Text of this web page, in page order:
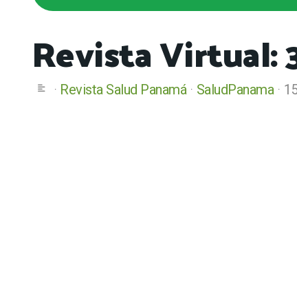
Revista Virtual:
Revista Salud Panamá SaludPanama